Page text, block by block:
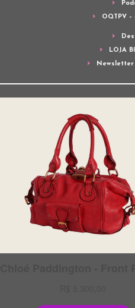
OQTPV
LOJA
Newsletter